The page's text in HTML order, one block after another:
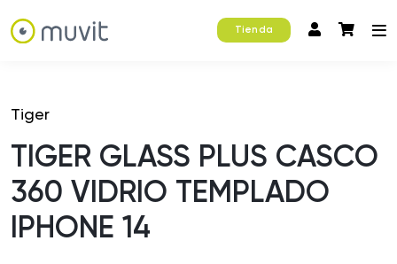
Tienda
Tiger
TIGER GLASS PLUS CASCO
360 VIDRIO TEMPLADO
IPHONE 14